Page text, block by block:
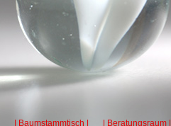
| Baumstammtisch |
| Beratungsraum |